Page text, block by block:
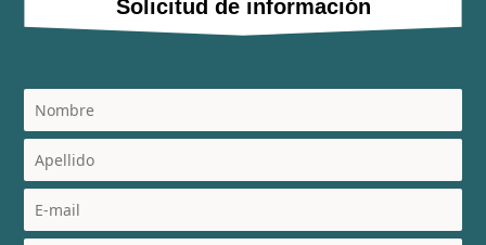
Solicitud de información